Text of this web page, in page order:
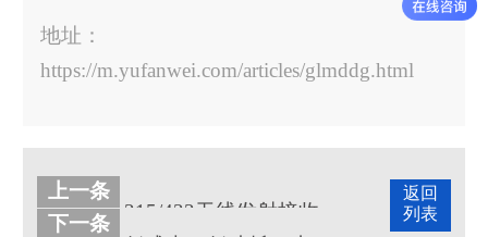
地址：
https://m.yufanwei.com/articles/glmddg.html
返回
列表
上一条
下一条